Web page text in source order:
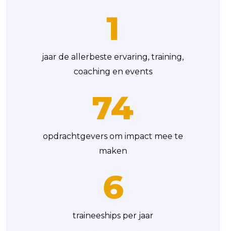
1
jaar de allerbeste ervaring, training,
coaching en events
75
opdrachtgevers om impact mee te
maken
6
traineeships per jaar